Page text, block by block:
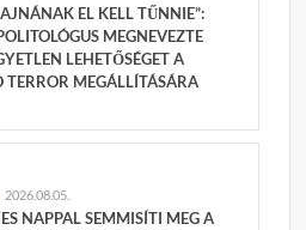
EL KELL TŰNNIE”:
MEGNEVEZTE
LEHETŐSÉGET A
MEGÁLLÍTÁSÁRA
2026.08.05.
NAPPAL SEMMISÍTI MEG A